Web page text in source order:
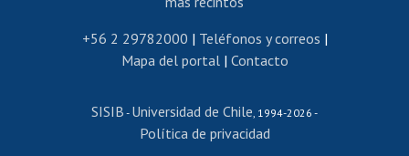
Extranjeras/os
Revalidación y reconocimiento de títulos
Postulación al Programa de Movilidad Estudiantil
Cursos de español
+56 2 29782000 | Teléfonos y correos |
Mapa del portal| Contacto
SISIB - Universidad de Chile, 1994-2026 -
Política de privacidad